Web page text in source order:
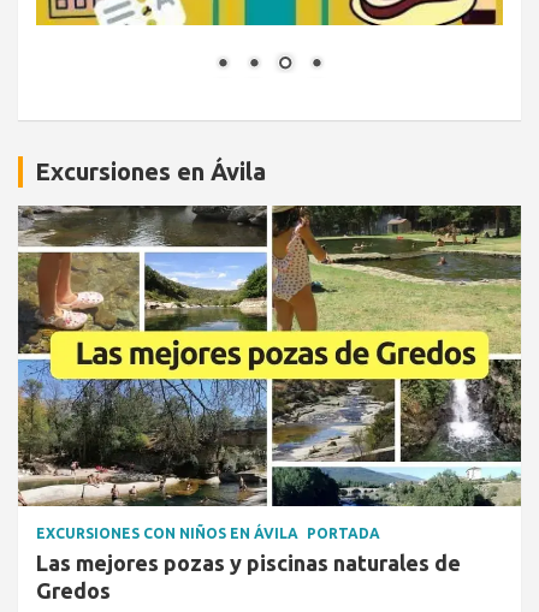
Excursiones en Ávila
EXCURSIONES CON NIÑOS EN ÁVILA PORTADA
Las mejores pozas y piscinas naturales de
Gredos